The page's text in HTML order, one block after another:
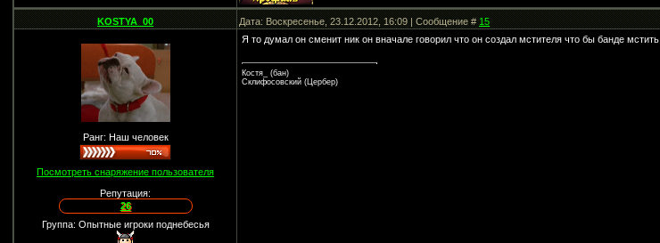
KOSTYA_00 Дата: Воскресенье, 23.12.2012, 16:09 | Сообщение #15
Ранг: Наш человек
Посмотреть снаряжение пользователя
Репутация:
26
Группа: Опытные игроки поднебесья
Я то думал он сменит ник он вначале говорил что он создал мстителя что бы банде мстить
Костя_ (бан)
Склифосовский (Цербер)